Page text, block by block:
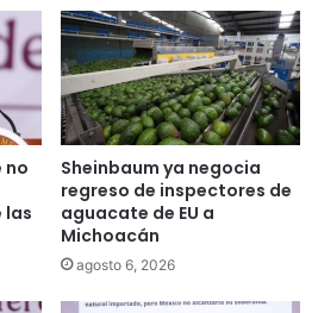
no
las
Sheinbaum ya negocia
regreso de inspectores de
aguacate de EU a
Michoacán
agosto 6, 2026